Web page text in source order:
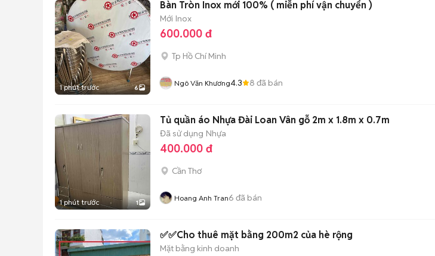
1 phút trước 6
Bàn Tròn Inox mới 100% ( miễn phí vận chuyển )
Mới Inox
600.000 đ
Tp Hồ Chí Minh
Ngô Văn Khương4.3 8 đã bán
1 phút trước 1
Tủ quần áo Nhựa Đài Loan Vân gỗ 2m x 1.8m x 0.7m
Đã sử dụng Nhựa
400.000 đ
Cần Thơ
Hoang Anh Tran6 đã bán
✅✅Cho thuê mặt bằng 200m2 của hè rộng
Mặt bằng kinh doanh